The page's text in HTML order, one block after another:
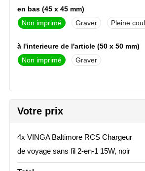
Senator
Sophie Muval
Stilolinea
Swiss Peak
en bas (45 x 45 mm)
Non imprimé
Graver Pleine
à l'interieure de l'article (50 x 50 mm)
Non imprimé
Graver
Votre prix
4x VINGA Baltimore RCS Chargeur
de voyage sans fil 2-en-1 15W, noir